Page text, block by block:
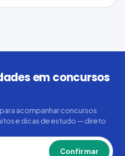
em concursos
acompanhar concursos
e dicas de estudo — direto
Confirmar